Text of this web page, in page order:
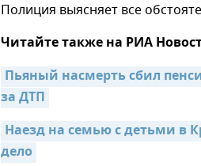
Полиция выясняет все
Читайте также на РИА
Пьяный насмерть сбил
за ДТП
Наезд на семью с детьми в
дело